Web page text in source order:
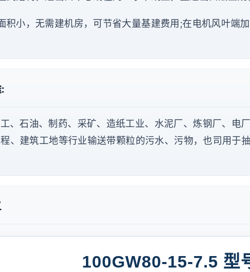
积小，无需建机房，可节省大量基建费用;在电机风叶端
、石油、制药、采矿、造纸工业、水泥厂、炼钢厂、电
、建筑工地等行业输送带颗粒的污水、污物，也司用于
100GW80-15-7.5 型